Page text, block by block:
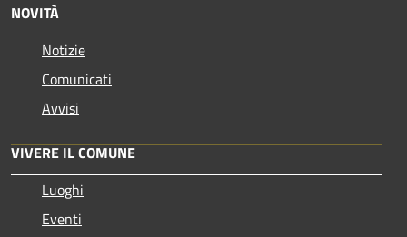
NOVITÀ
Notizie
Comunicati
Avvisi
VIVERE IL COMUNE
Luoghi
Eventi